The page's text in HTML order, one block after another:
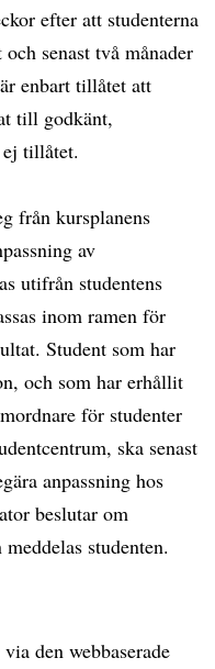
efter att studenterna
senast två månader
enbart tillåtet att
till godkänt,
tillåtet.
från kursplanens
av
utifrån studentens
inom ramen för
Student som har
och som har erhållit
för studenter
ska senast
anpassning hos
beslutar om
studenten.
den webbaserade